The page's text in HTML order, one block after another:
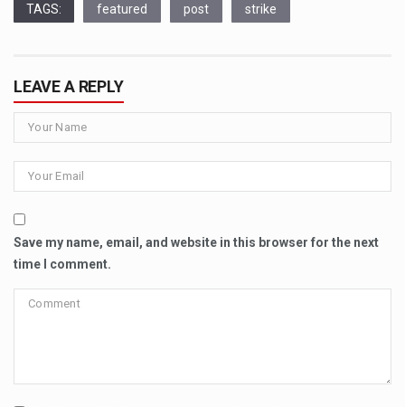
TAGS: featured post strike
LEAVE A REPLY
Save my name, email, and website in this browser for the next
time I comment.